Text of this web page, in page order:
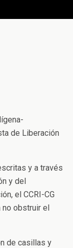
de Liberación
y a través
y del
el CCRI-CG
no obstruir el
de casillas y